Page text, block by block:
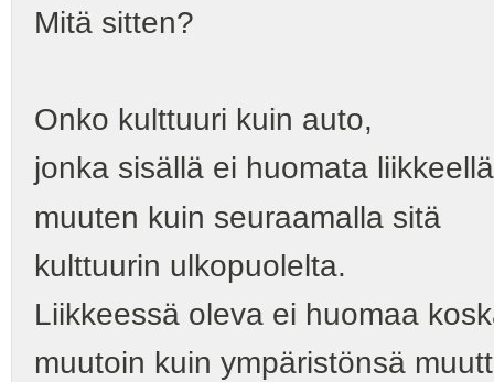
Mitä sitten?
Onko kulttuuri kuin auto,
jonka sisällä ei huomata
muuten kuin seuraamalla sitä
kulttuurin ulkopuolelta.
Liikkeessä oleva ei huomaa
muutoin kuin ympäristönsä